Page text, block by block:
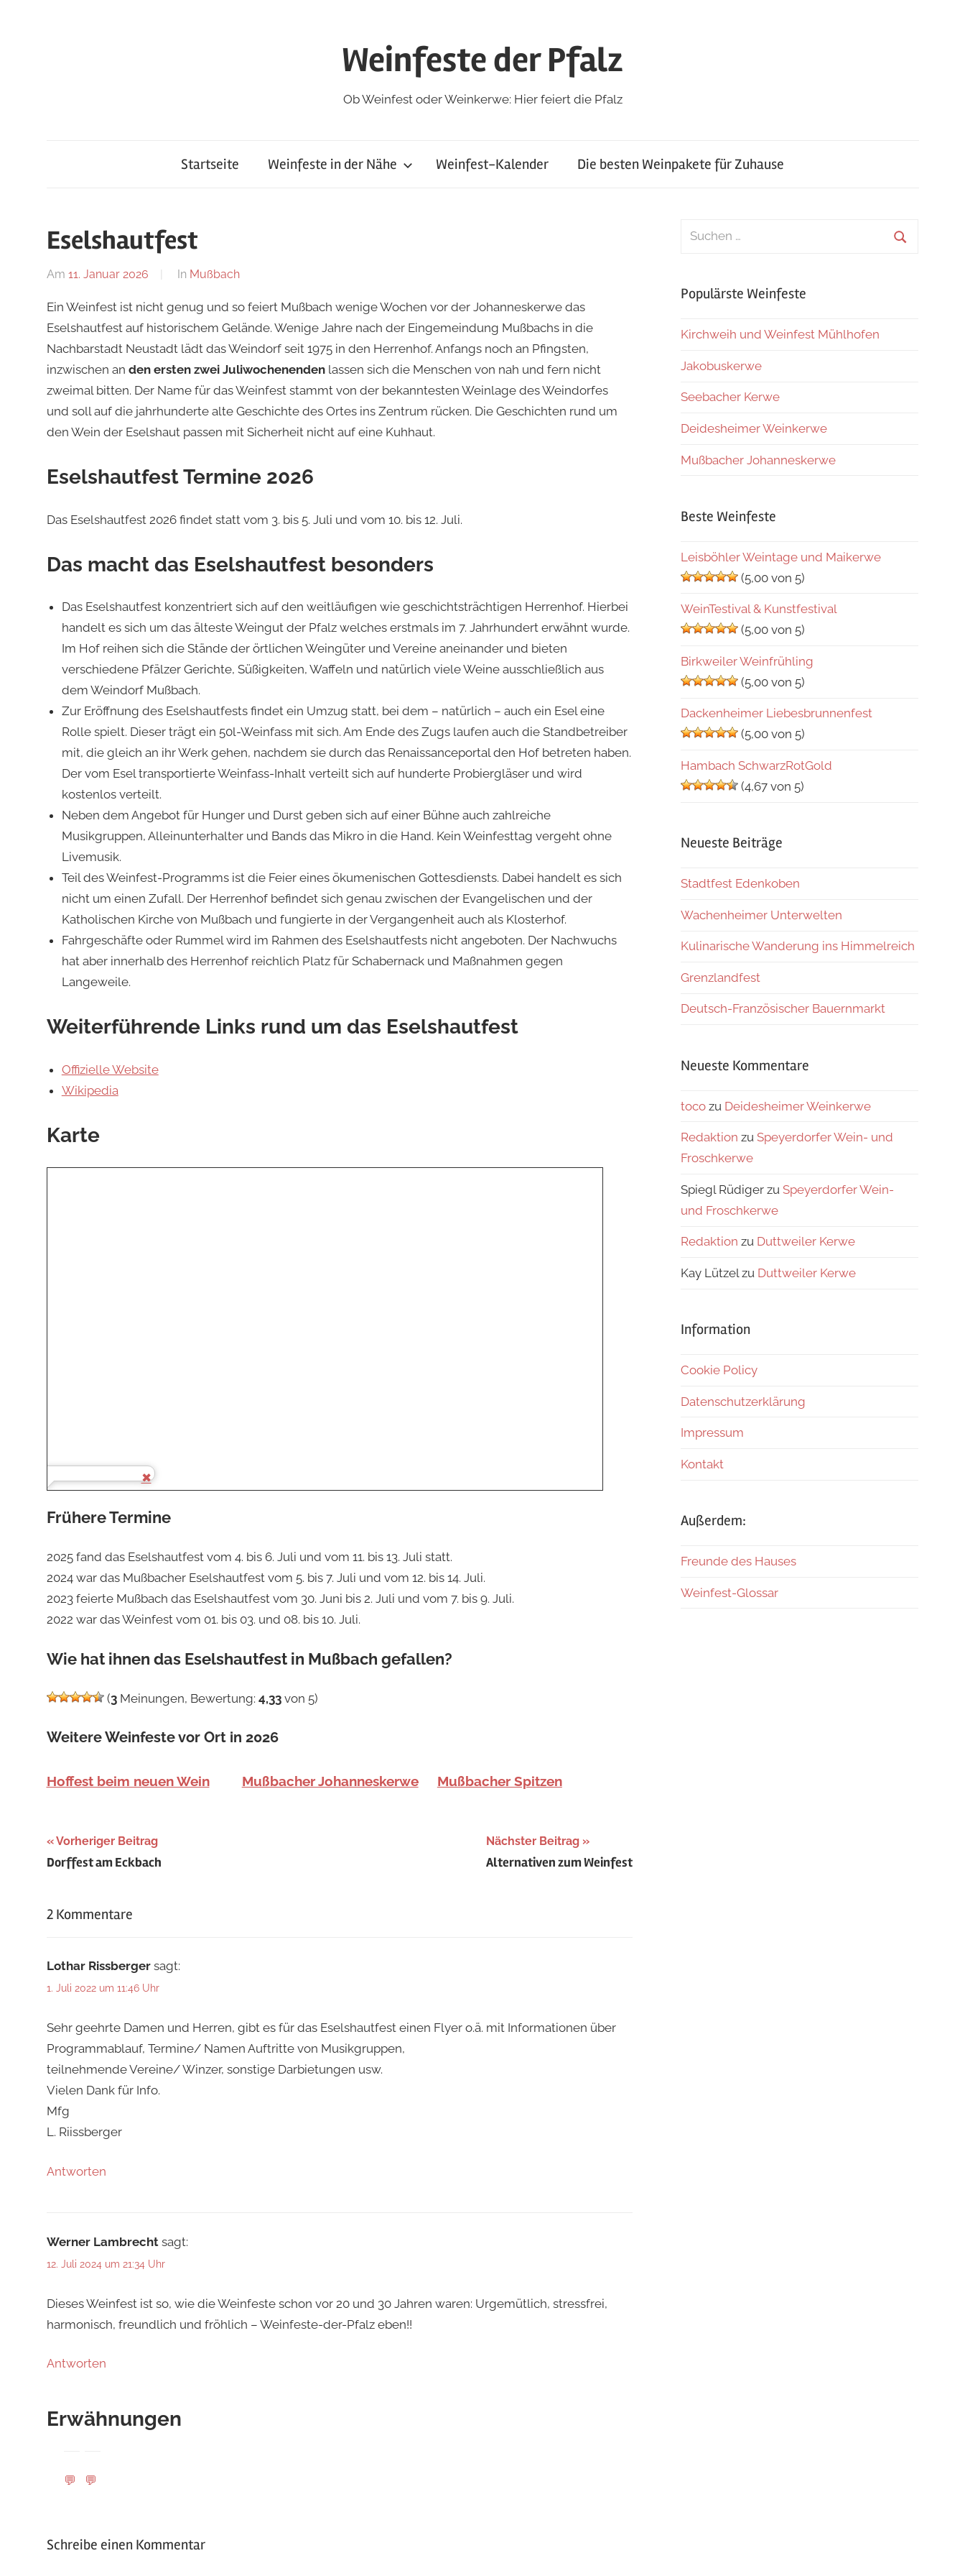
Weinfeste der Pfalz
Ob Weinfest oder Weinkerwe: Hier feiert die Pfalz
Startseite Weinfeste in der Nähe Weinfest-Kalender Die besten Weinpakete für Zuhause
Eselshautfest
Am 11. Januar 2026
Von
In Mußbach
Ein Weinfest ist nicht genug und so feiert Mußbach wenige Wochen vor der Johanneskerwe das
Eselshautfest auf historischem Gelände. Wenige Jahre nach der Eingemeindung Mußbachs in die
Nachbarstadt Neustadt lädt das Weindorf seit 1975 in den Herrenhof. Anfangs noch an Pfingsten,
inzwischen an den ersten zwei Juliwochenendenlassen sich die Menschen von nah und fern nicht
zweimal bitten. Der Name für das Weinfest stammt von der bekanntesten Weinlage des Weindorfes
und soll auf die jahrhunderte alte Geschichte des Ortes ins Zentrum rücken. Die Geschichten rund um
den Wein der Eselshaut passen mit Sicherheit nicht auf eine Kuhhaut.
Eselshautfest Termine 2026
Das Eselshautfest 2026 findet statt vom 3. bis 5. Juli und vom 10. bis 12. Juli.
Das macht das Eselshautfest besonders
Das Eselshautfest konzentriert sich auf den weitläufigen wie geschichtsträchtigen Herrenhof. Hierbei
handelt es sich um das älteste Weingut der Pfalz welches erstmals im 7. Jahrhundert erwähnt wurde.
Im Hof reihen sich die Stände der örtlichen Weingüter und Vereine aneinander und bieten
verschiedene Pfälzer Gerichte, Süßigkeiten, Waffeln und natürlich viele Weine ausschließlich aus
dem Weindorf Mußbach.
Zur Eröffnung des Eselshautfests findet ein Umzug statt, bei dem – natürlich – auch ein Esel eine
Rolle spielt. Dieser trägt ein 50l-Weinfass mit sich. Am Ende des Zugs laufen auch die Standbetreiber
mit, die gleich an ihr Werk gehen, nachdem sie durch das Renaissanceportal den Hof betreten haben.
Der vom Esel transportierte Weinfass-Inhalt verteilt sich auf hunderte Probiergläser und wird
kostenlos verteilt.
Neben dem Angebot für Hunger und Durst geben sich auf einer Bühne auch zahlreiche
Musikgruppen, Alleinunterhalter und Bands das Mikro in die Hand. Kein Weinfesttag vergeht ohne
Livemusik.
Teil des Weinfest-Programms ist die Feier eines ökumenischen Gottesdiensts. Dabei handelt es sich
nicht um einen Zufall. Der Herrenhof befindet sich genau zwischen der Evangelischen und der
Katholischen Kirche von Mußbach und fungierte in der Vergangenheit auch als Klosterhof.
Fahrgeschäfte oder Rummel wird im Rahmen des Eselshautfests nicht angeboten. Der Nachwuchs
hat aber innerhalb des Herrenhof reichlich Platz für Schabernack und Maßnahmen gegen
Langeweile.
Weiterführende Links rund um das Eselshautfest
Offizielle Website
Wikipedia
Karte
Frühere Termine
2025 fand das Eselshautfest vom 4. bis 6. Juli und vom 11. bis 13. Juli statt.
2024 war das Mußbacher Eselshautfest vom 5. bis 7. Juli und vom 12. bis 14. Juli.
2023 feierte Mußbach das Eselshautfest vom 30. Juni bis 2. Juli und vom 7. bis 9. Juli.
2022 war das Weinfest vom 01. bis 03. und 08. bis 10. Juli.
Wie hat ihnen das Eselshautfest in Mußbach gefallen?
(3Meinungen, Bewertung: 4,33von 5)
Weitere Weinfeste vor Ort in 2026
Hoffest beim neuen Wein Mußbacher Johanneskerwe Mußbacher Spitzen
Schlagwörter:
Juli,
Beitragsnavigation
Vorheriger Beitrag
Dorffest am Eckbach
Nächster Beitrag
Alternativen zum Weinfest
2 Kommentare
Lothar Rissberger sagt:
1. Juli 2022 um 11:46 Uhr
Sehr geehrte Damen und Herren, gibt es für das Eselshautfest einen Flyer o.ä. mit Informationen über
Programmablauf, Termine/ Namen Auftritte von Musikgruppen,
teilnehmende Vereine/ Winzer, sonstige Darbietungen usw.
Vielen Dank für Info.
Mfg
L. Riissberger
Antworten
Werner Lambrecht sagt:
12. Juli 2024 um 21:34 Uhr
Dieses Weinfest ist so, wie die Weinfeste schon vor 20 und 30 Jahren waren: Urgemütlich, stressfrei,
harmonisch, freundlich und fröhlich – Weinfeste-der-Pfalz eben!!
Antworten
Erwähnungen
💬 💬
Schreibe einen Kommentar
Suchen
Populärste Weinfeste
Kirchweih und Weinfest Mühlhofen
Jakobuskerwe
Seebacher Kerwe
Deidesheimer Weinkerwe
Mußbacher Johanneskerwe
Beste Weinfeste
Leisböhler Weintage und Maikerwe
(5,00 von 5)
WeinTestival & Kunstfestival
(5,00 von 5)
Birkweiler Weinfrühling
(5,00 von 5)
Dackenheimer Liebesbrunnenfest
(5,00 von 5)
Hambach SchwarzRotGold
(4,67 von 5)
Neueste Beiträge
Stadtfest Edenkoben
Wachenheimer Unterwelten
Kulinarische Wanderung ins Himmelreich
Grenzlandfest
Deutsch-Französischer Bauernmarkt
Neueste Kommentare
toco zu Deidesheimer Weinkerwe
Redaktion zu Speyerdorfer Wein- und
Froschkerwe
Spiegl Rüdiger zu Speyerdorfer Wein-
und Froschkerwe
Redaktion zu Duttweiler Kerwe
Kay Lützel zu Duttweiler Kerwe
Information
Cookie Policy
Datenschutzerklärung
Impressum
Kontakt
Außerdem:
Freunde des Hauses
Weinfest-Glossar